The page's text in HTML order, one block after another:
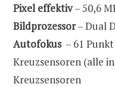
Pixel effektiv– 50,6
Bildprozessor– Dual
Autofokus – 61
Kreuzsensoren (alle
Kreuzsensoren